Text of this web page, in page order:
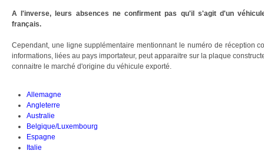
A l'inverse, leurs absences ne confirment pas qu'il s'agit d'un
français.
Cependant, une ligne supplémentaire mentionnant le numéro de réception
informations, liées au pays importateur, peut apparaitre sur la plaque
connaitre le marché d'origine du véhicule exporté.
Allemagne
Angleterre
Australie
Belgique/Luxembourg
Espagne
Italie